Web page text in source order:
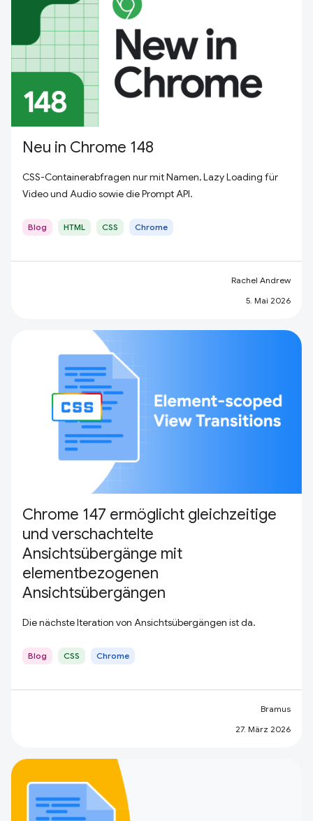
Neu in Chrome 148
CSS-Containerabfragen nur mit Namen, Lazy Loading für
Video und Audio sowie die Prompt API.
Blog HTML CSS Chrome
Rachel Andrew
5. Mai 2026
Chrome 147 ermöglicht gleichzeitige
und verschachtelte
Ansichtsübergänge mit
elementbezogenen
Ansichtsübergängen
Die nächste Iteration von Ansichtsübergängen ist da.
Blog CSS Chrome
Bramus
27. März 2026